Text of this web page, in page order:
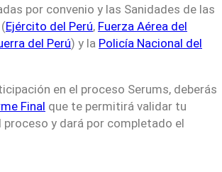
por convenio y las Sanidades de las
Ejército del Perú, Fuerza Aérea del
del Perú) y la Policía Nacional del
en el proceso Serums, deberás
Final que te permitirá validar tu
proceso y dará por completado el